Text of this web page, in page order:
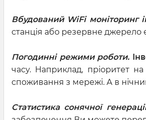
Вбудований WiFi моніторинг
станція або резервне джерело
Погодинні режими роботи.
часу. Наприклад, пріоритет
споживання з мережі. А в
Статистика сонячної